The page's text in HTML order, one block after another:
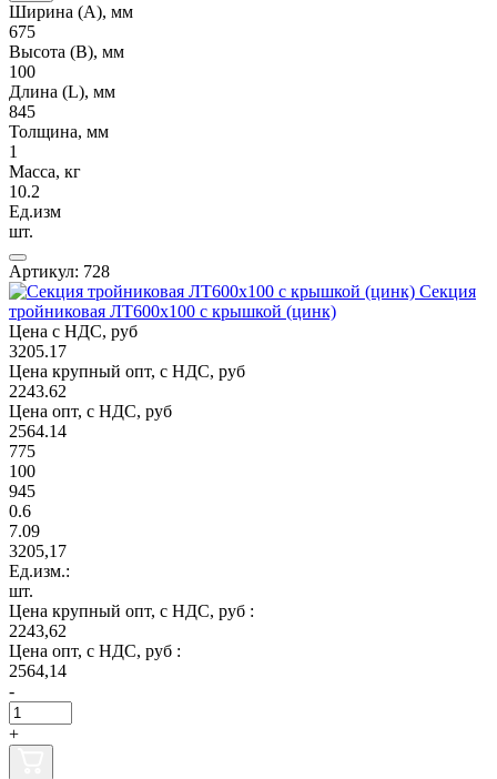
Ширина (А), мм
675
Высота (В), мм
100
Длина (L), мм
845
Толщина, мм
1
Масса, кг
10.2
Ед.изм
шт.
Артикул: 728
Секция
тройниковая ЛТ600х100 с крышкой (цинк)
Цена с НДС, руб
3205.17
Цена крупный опт, с НДС, руб
2243.62
Цена опт, с НДС, руб
2564.14
775
100
945
0.6
7.09
3205,17
Ед.изм.:
шт.
Цена крупный опт, с НДС, руб :
2243,62
Цена опт, с НДС, руб :
2564,14
-
+